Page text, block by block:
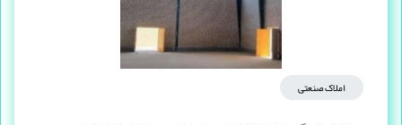
املاک صنعتی